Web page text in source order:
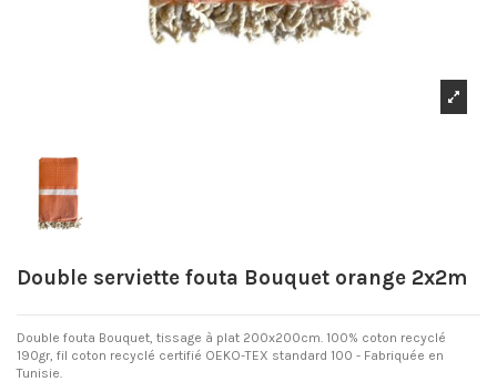
Double serviette fouta Bouquet orange 2x2m
Double fouta Bouquet, tissage à plat 200x200cm. 100% coton recyclé
190gr, fil coton recyclé certifié OEKO-TEX standard 100 - Fabriquée en
Tunisie.